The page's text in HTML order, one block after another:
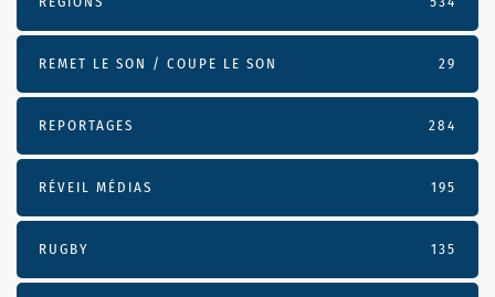
REMET LE SON / COUPE LE SON 29
REPORTAGES 284
RÉVEIL MÉDIAS 195
RUGBY 135